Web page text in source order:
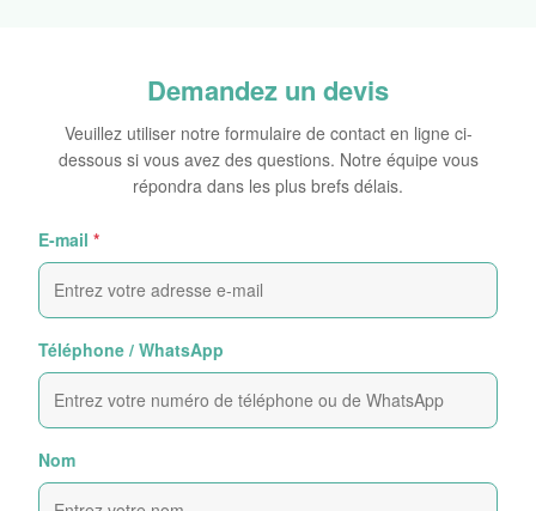
Demandez un devis
Veuillez utiliser notre formulaire de contact en ligne ci-
dessous si vous avez des questions. Notre équipe vous
répondra dans les plus brefs délais.
E-mail *
Téléphone / WhatsApp
Nom